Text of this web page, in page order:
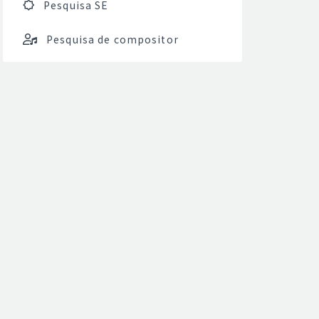
Pesquisa SE
Pesquisa de compositor